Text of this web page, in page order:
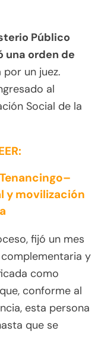
Público
orden de
un juez.
al
Social de la
y movilización
fijó un mes
y
como
conforme al
esta persona
que se